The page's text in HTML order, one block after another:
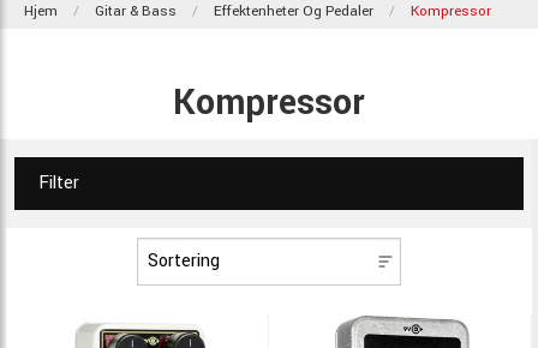
Hjem Gitar & Bass Effektenheter Og Pedaler Kompressor
Kompressor
Filter